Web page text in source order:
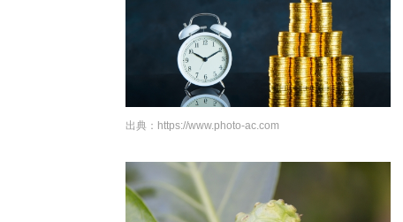
出典： https://www.photo-ac.com